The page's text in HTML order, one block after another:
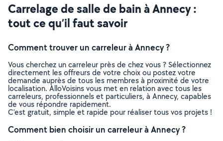
Carrelage de salle de bain à Annecy :
tout ce qu’il faut savoir
Comment trouver un carreleur à Annecy ?
Vous cherchez un carreleur près de chez vous ? Sélectionnez
directement les offreurs de votre choix ou postez votre
demande auprès de tous les membres à proximité de votre
localisation. AlloVoisins vous met en relation avec tous les
carreleurs, professionnels et particuliers, à Annecy, capables
de vous répondre rapidement.
C’est gratuit, simple et rapide pour réaliser tous vos projets !
Comment bien choisir un carreleur à Annecy ?